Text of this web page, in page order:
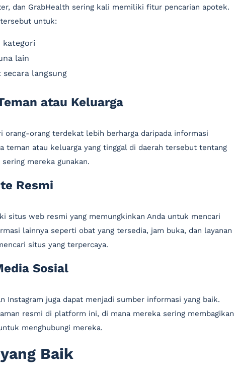
dan GrabHealth sering kali memiliki fitur pencarian apotek.
untuk:
kategori
lain
secara langsung
atau Keluarga
orang-orang terdekat lebih berharga daripada informasi
teman atau keluarga yang tinggal di daerah tersebut tentang
mereka gunakan.
Resmi
situs web resmi yang memungkinkan Anda untuk mencari
lainnya seperti obat yang tersedia, jam buka, dan layanan
situs yang terpercaya.
Sosial
Instagram juga dapat menjadi sumber informasi yang baik.
resmi di platform ini, di mana mereka sering membagikan
menghubungi mereka.
Baik